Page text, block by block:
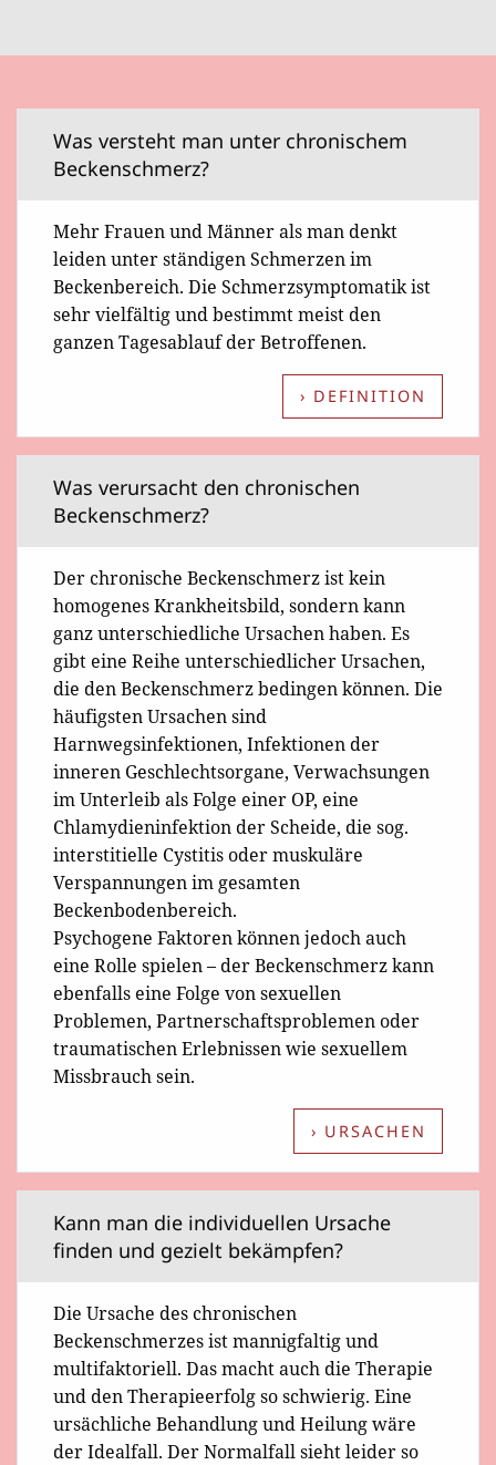
Was versteht man unter chronischem
Beckenschmerz?
Mehr Frauen und Männer als man denkt
leiden unter ständigen Schmerzen im
Beckenbereich. Die Schmerzsymptomatik ist
sehr vielfältig und bestimmt meist den
ganzen Tagesablauf der Betroffenen.
› DEFINITION
Was verursacht den chronischen
Beckenschmerz?
Der chronische Beckenschmerz ist kein
homogenes Krankheitsbild, sondern kann
ganz unterschiedliche Ursachen haben. Es
gibt eine Reihe unterschiedlicher Ursachen,
die den Beckenschmerz bedingen können. Die
häufigsten Ursachen sind
Harnwegsinfektionen, Infektionen der
inneren Geschlechtsorgane, Verwachsungen
im Unterleib als Folge einer OP, eine
Chlamydieninfektion der Scheide, die sog.
interstitielle Cystitis oder muskuläre
Verspannungen im gesamten
Beckenbodenbereich.
Psychogene Faktoren können jedoch auch
eine Rolle spielen – der Beckenschmerz kann
ebenfalls eine Folge von sexuellen
Problemen, Partnerschaftsproblemen oder
traumatischen Erlebnissen wie sexuellem
Missbrauch sein.
› URSACHEN
Kann man die individuellen Ursache
finden und gezielt bekämpfen?
Die Ursache des chronischen
Beckenschmerzes ist mannigfaltig und
multifaktoriell. Das macht auch die Therapie
und den Therapieerfolg so schwierig. Eine
ursächliche Behandlung und Heilung wäre
der Idealfall. Der Normalfall sieht leider so